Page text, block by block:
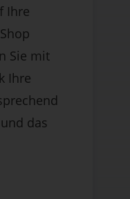
Ihre
Sie mit
Ihre
das